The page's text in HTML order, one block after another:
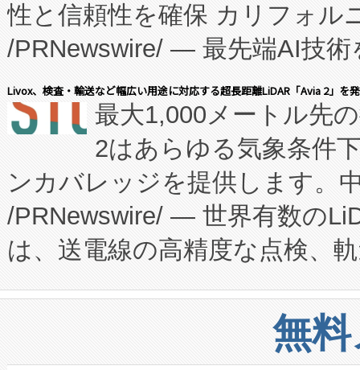
に、患者やサプライチェーン
キー方式で拡張性が高く、持
す。FCCM‑を活用した現地生
患者にとっての費用負担を大
のアクセスを大幅に拡大する
Fully-Connected Continuous
プログラムには、施設設計・
に関する技術移転および知的
構造化トレーニングカリキュ
上げおよび商用化段階におけ
設備整備および立ち上げ調整
性と信頼性を確保 カリフォル
/PRNewswire/ — 最先端AI技術
会社エーアイ・アンド：本社
President原信平）と、エンタ
ードするVoltaiqは、日本にあ
ーエネルギー貯蔵システム（
た。 Voltaiq独自のAI搭載プラ
定、統合、導入、運用に至る
安全性を追跡し、確保する事
増加しているデータセンター
る電力網に大きな負担をかけ
Livox、検査・輸送など幅広い用途に対応する超長距離LiDAR「Avia 2」を
最大1,000メートル先
2はあらゆる気象条件
ンカバレッジを提供します。
/PRNewswire/ — 世界有数の
は、送電線の高精度な点検、
や穀物倉庫におけるバルク材
リューション「Avia 2」を発
したAvia 2は、1,000メート
無